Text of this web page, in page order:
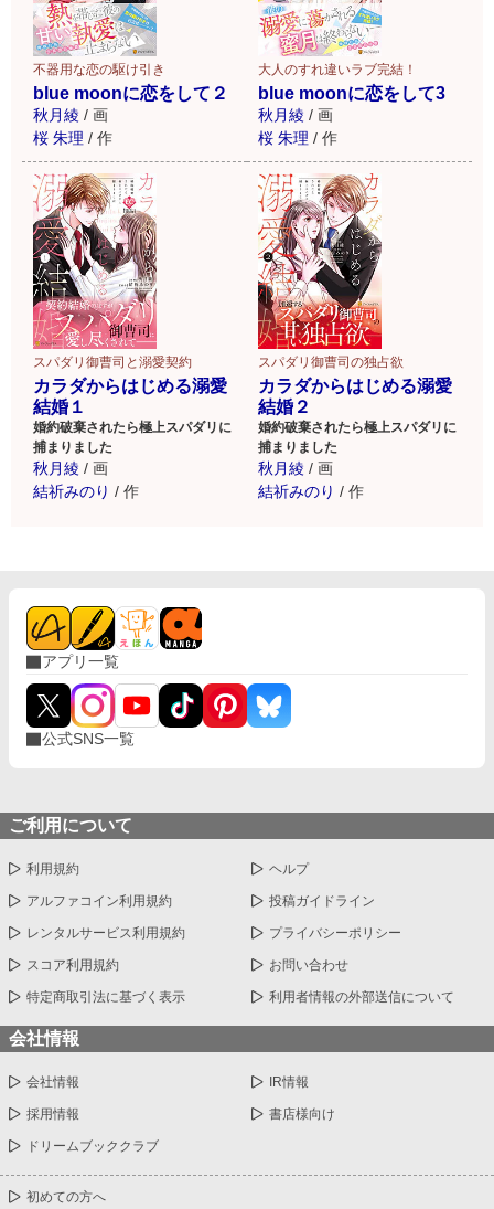
不器用な恋の駆け引き
blue moonに恋をして２
秋月綾 / 画
桜 朱理 / 作
大人のすれ違いラブ完結！
blue moonに恋をして3
秋月綾 / 画
桜 朱理 / 作
スパダリ御曹司と溺愛契約
カラダからはじめる溺愛
結婚１
婚約破棄されたら極上スパダリに
捕まりました
秋月綾 / 画
結祈みのり / 作
スパダリ御曹司の独占欲
カラダからはじめる溺愛
結婚２
婚約破棄されたら極上スパダリに
捕まりました
秋月綾 / 画
結祈みのり / 作
アプリ一覧
公式SNS一覧
ご利用について
利用規約 ヘルプ
アルファコイン利用規約 投稿ガイドライン
レンタルサービス利用規約 プライバシーポリシー
スコア利用規約 お問い合わせ
特定商取引法に基づく表示 利用者情報の外部送信について
会社情報
会社情報 IR情報
採用情報 書店様向け
ドリームブッククラブ
初めての方へ